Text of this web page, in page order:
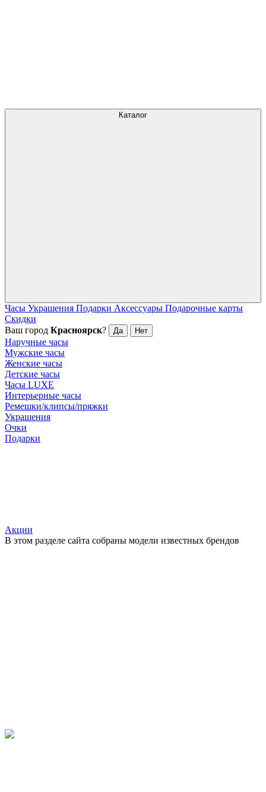
Каталог
Часы Украшения Подарки Аксессуары Подарочные карты
Скидки
Ваш город Красноярск? Да Нет
Наручные часы
Мужские часы
Женские часы
Детские часы
Часы LUXE
Интерьерные часы
Ремешки/клипсы/пряжки
Украшения
Очки
Подарки
Акции
В этом разделе сайта собраны модели известных брендов